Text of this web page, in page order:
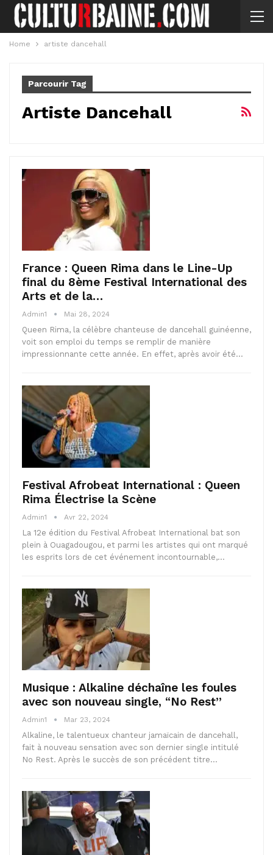
Home artiste dancehall
Parcourir Tag
Artiste Dancehall
France : Queen Rima dans le Line-Up
final du 8ème Festival International des
Arts et de la…
Admin1 Mai 28, 2024
Queen Rima, la célèbre chanteuse de dancehall guinéenne,
voit son emploi du temps se remplir de manière
impressionnante cette année. En effet, après avoir été…
Festival Afrobeat International : Queen
Rima Électrise la Scène
Admin1 Avr 22, 2024
La 12e édition du Festival Afrobeat International bat son
plein à Ouagadougou, et parmi les artistes qui ont marqué
les esprits lors de cet événement incontournable,…
Musique : Alkaline déchaîne les foules
avec son nouveau single, “No Rest”
Admin1 Mar 23, 2024
Alkaline, le talentueux chanteur jamaïcain de dancehall,
fait à nouveau sensation avec son dernier single intitulé
No Rest. Après le succès de son précédent titre…